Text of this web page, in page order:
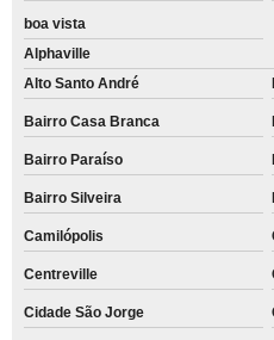
boa vista
Alphaville
Alto Santo André
Bairro Casa Branca
Bairro Paraíso
Bairro Silveira
Camilópolis
Centreville
Cidade São Jorge